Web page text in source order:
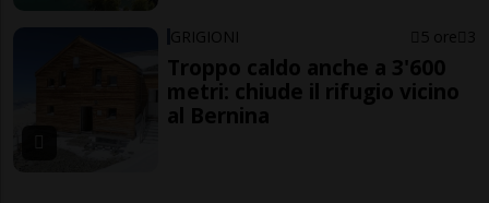
GRIGIONI 5 ore 3
Troppo caldo anche a 3'600
metri: chiude il rifugio vicino
al Bernina